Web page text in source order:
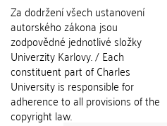
Za dodržení všech ustanovení
autorského zákona jsou
zodpovědné jednotlivé složky
Univerzity Karlovy. / Each
constituent part of Charles
University is responsible for
adherence to all provisions of the
copyright law.